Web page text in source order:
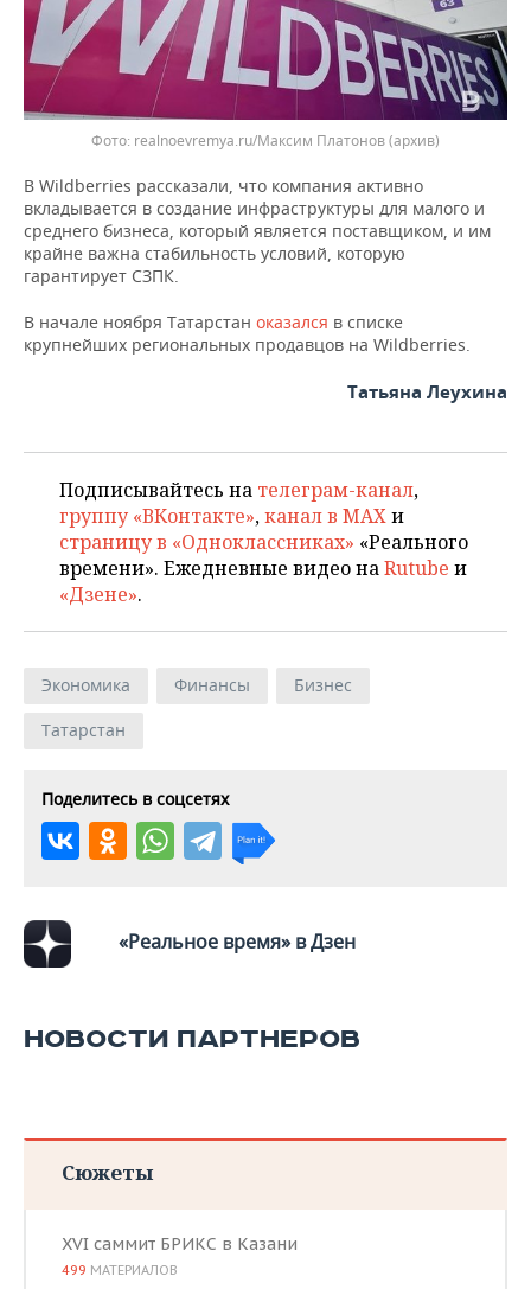
realnoevremya.ru/Максим Платонов(архив)
В Wildberries рассказали, что компания активно
вкладывается в создание инфраструктуры для малого и
среднего бизнеса, который является поставщиком, и им
крайне важна стабильность условий, которую
гарантирует СЗПК.
В начале ноября Татарстан оказался в списке
крупнейших региональных продавцов на Wildberries.
Татьяна Леухина
Подписывайтесь на телеграм-канал,
группу «ВКонтакте»,канал в MAXи
страницу в «Одноклассниках» «Реального
времени». Ежедневные видео наRutube и
«Дзене».
Экономика Финансы
Бизнес
Татарстан
Поделитесь в соцсетях
«Реальное время» в Дзен
НОВОСТИ ПАРТНЕРОВ
Сюжеты
XVI саммит БРИКС в Казани
499 МАТЕРИАЛОВ